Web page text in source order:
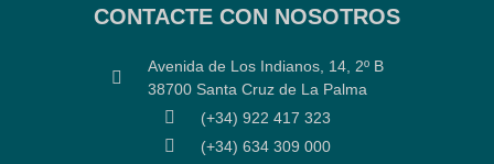
CONTACTE CON NOSOTROS
Avenida de Los Indianos, 14, 2º B
38700 Santa Cruz de La Palma
(+34) 922 417 323
(+34) 634 309 000